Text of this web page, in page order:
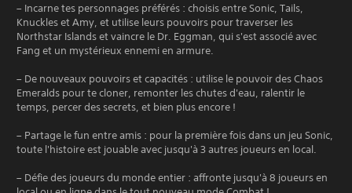
– Incarne tes personnages préférés : choisis entre Sonic, Tails,
Knuckles et Amy, et utilise leurs pouvoirs pour traverser les
Northstar Islands et vaincre le Dr. Eggman, qui s'est associé avec
Fang et un mystérieux ennemi en armure.
– De nouveaux pouvoirs et capacités : utilise le pouvoir des Chaos
Emeralds pour te cloner, remonter les chutes d'eau, ralentir le
temps, percer des secrets, et bien plus encore !
– Partage le fun entre amis : pour la première fois dans un jeu Sonic,
toute l'histoire est jouable avec jusqu'à 3 autres joueurs en local.
– Défie des joueurs du monde entier : affronte jusqu'à 8 joueurs en